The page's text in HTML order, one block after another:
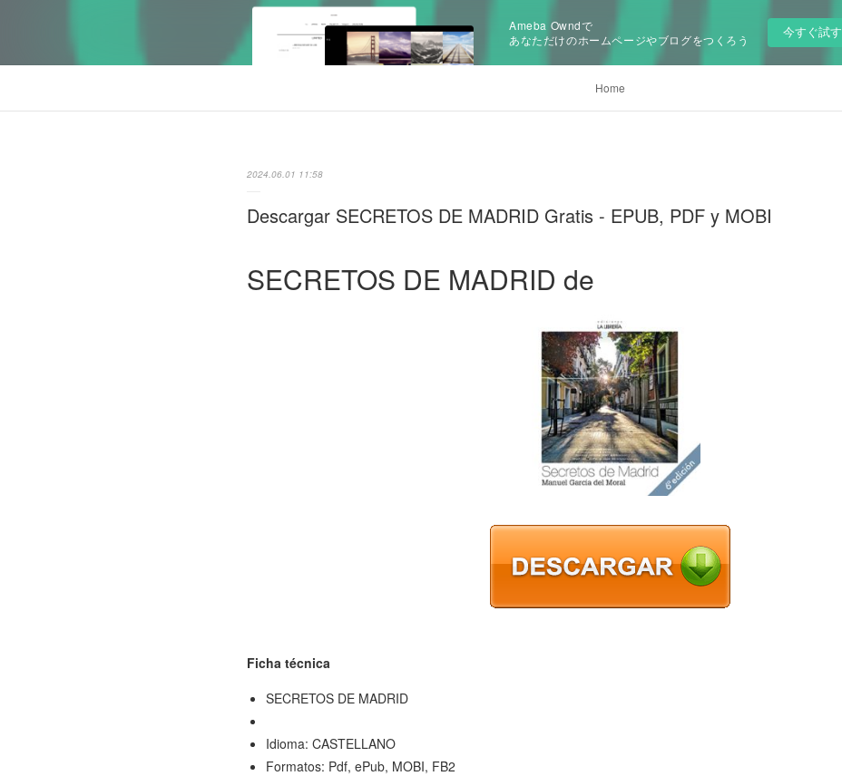
Ameba Owndで
あなただけのホームページやブログをつくろう
今すぐ試す
Home
2024.06.01 11:58
Descargar SECRETOS DE MADRID Gratis - EPUB, PDF y MOBI
SECRETOS DE MADRID de
Ficha técnica
SECRETOS DE MADRID
Idioma: CASTELLANO
Formatos: Pdf, ePub, MOBI, FB2